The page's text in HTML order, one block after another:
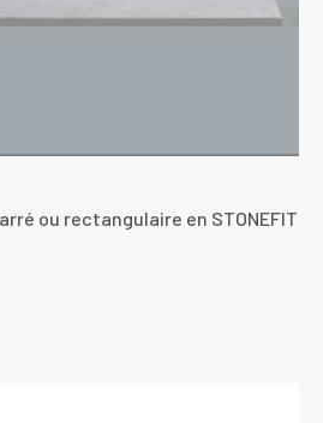
ou rectangulaire en STONEFIT